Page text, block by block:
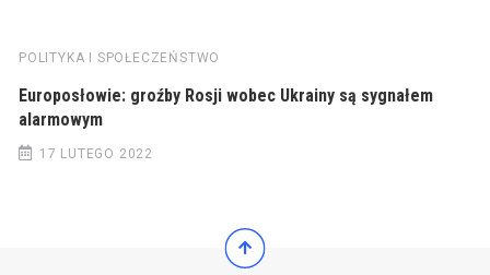
POLITYKA I SPOŁECZEŃSTWO
Europosłowie: groźby Rosji wobec Ukrainy są sygnałem
alarmowym
17 LUTEGO 2022